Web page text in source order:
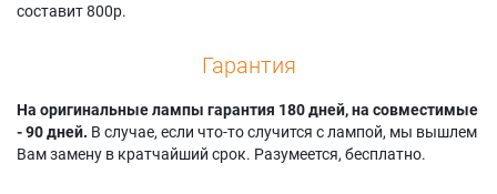
составит 800р.
Гарантия
На оригинальные лампы гарантия 180 дней, на совместимые
- 90 дней. В случае, если что-то случится с лампой, мы вышлем
Вам замену в кратчайший срок. Разумеется, бесплатно.